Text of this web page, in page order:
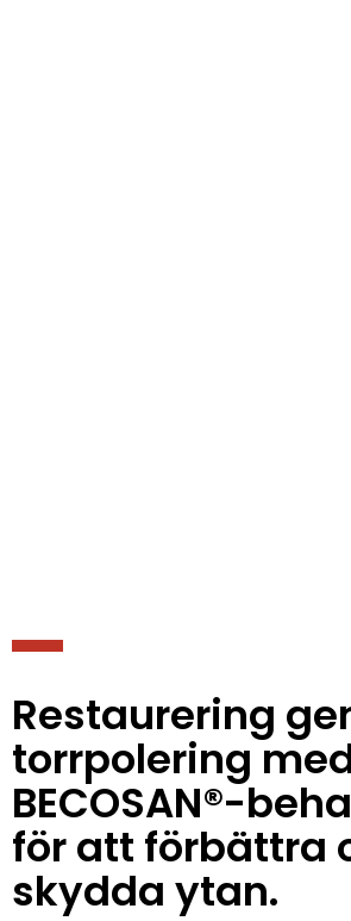
Restaurering
torrpolering
BECOSAN®-
för att förbättra
skydda ytan.